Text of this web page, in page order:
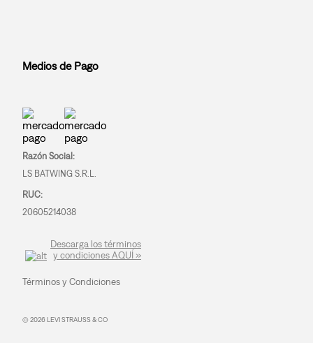
Medios de Pago
Razón Social:
LS BATWING S.R.L.
RUC:
20605214038
Descarga los términos
y condiciones AQUÍ »
Términos y Condiciones
© 2026 LEVI STRAUSS & CO